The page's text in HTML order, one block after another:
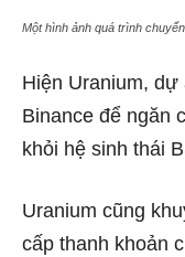
Một hình ảnh quá trình
Hiện Uranium,
Binance để ngăn
khỏi hệ sinh thái
Uranium cũng
cấp thanh khoản